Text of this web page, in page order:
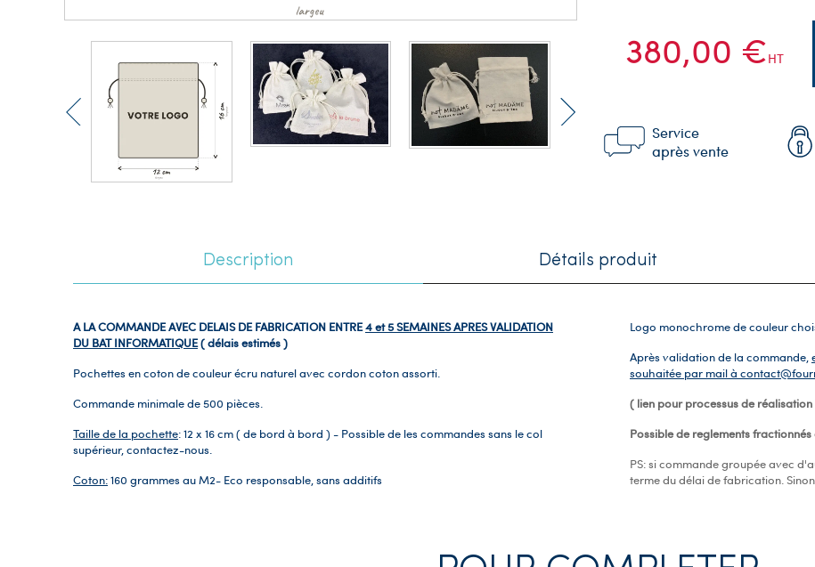
380,00 €HT
Service
après vente
Description Détails produit
A LA COMMANDE AVEC DELAIS DE FABRICATION ENTRE4 et 5 SEMAINES APRES VALIDATION
DU BAT INFORMATIQUE( délais estimés )
Pochettes en coton de couleur écru naturel avec cordon coton assorti.
Commande minimale de 500 pièces.
Taille de la pochette: 12 x 16 cm ( de bord à bord ) - Possible de les commandes sans le col
supérieur, contactez-nous.
Coton:160 grammes au M2- Eco responsable, sans additifs
Logo monochrome de couleur
Après validation de la commande,
souhaitée par mail à
( lien pour processus de réalisation
Possible de reglements
PS: si commande groupée avec
terme du délai de fabrication.